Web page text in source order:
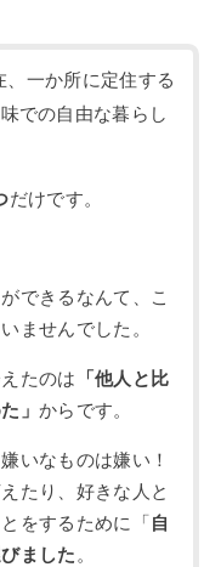
一か所に定住する
での自由な暮らし
だけです。
できるなんて、こ
ませんでした。
たのは
「他人と比
」 からです。
いなものは嫌い！
たり、好きな人と
をするために「 自
ました 。